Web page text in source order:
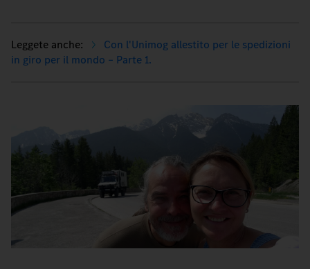
Con l'Unimog allestito per le spedizioni
in giro per il mondo – Parte 1.